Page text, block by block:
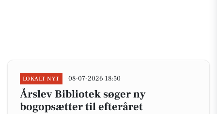
LOKALT NYT 08-07-2026 18:50
Årslev Bibliotek søger ny
bogopsætter til efteråret